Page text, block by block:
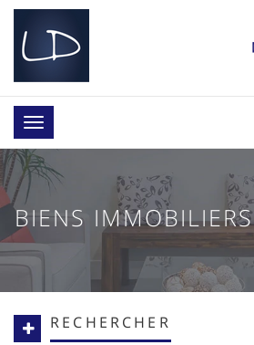
Toggle
navigation
BIENS IMMOBILIERS
RECHERCHER